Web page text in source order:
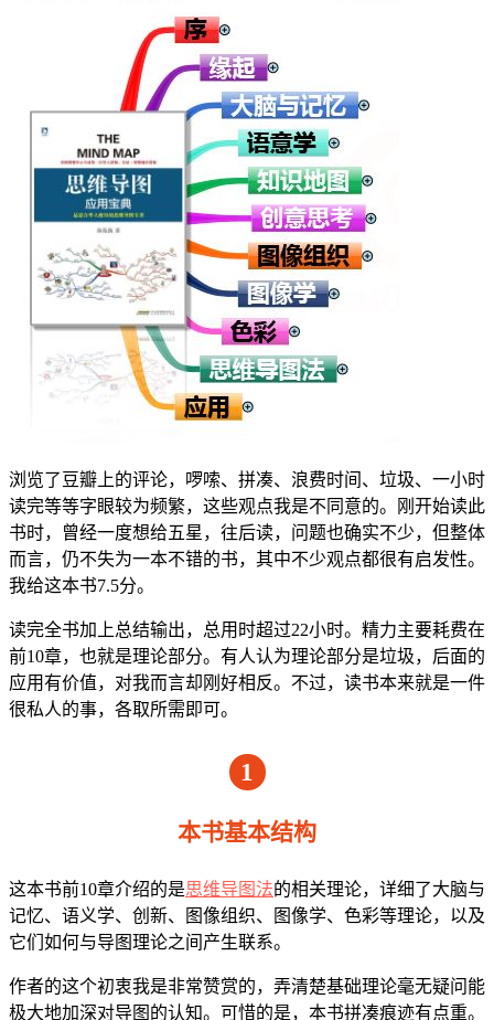
浏览了豆瓣上的评论，啰嗦、拼凑、浪费时间、垃圾、一小时
读完等等字眼较为频繁，这些观点我是不同意的。刚开始读此
书时，曾经一度想给五星，往后读，问题也确实不少，但整体
而言，仍不失为一本不错的书，其中不少观点都很有启发性。
我给这本书7.5分。
读完全书加上总结输出，总用时超过22小时。精力主要耗费在
前10章，也就是理论部分。有人认为理论部分是垃圾，后面的
应用有价值，对我而言却刚好相反。不过，读书本来就是一件
很私人的事，各取所需即可。
1
本书基本结构
这本书前10章介绍的是思维导图法的相关理论，详细了大脑与
记忆、语义学、创新、图像组织、图像学、色彩等理论，以及
它们如何与导图理论之间产生联系。
作者的这个初衷我是非常赞赏的，弄清楚基础理论毫无疑问能
极大地加深对导图的认知。可惜的是，本书拼凑痕迹有点重。